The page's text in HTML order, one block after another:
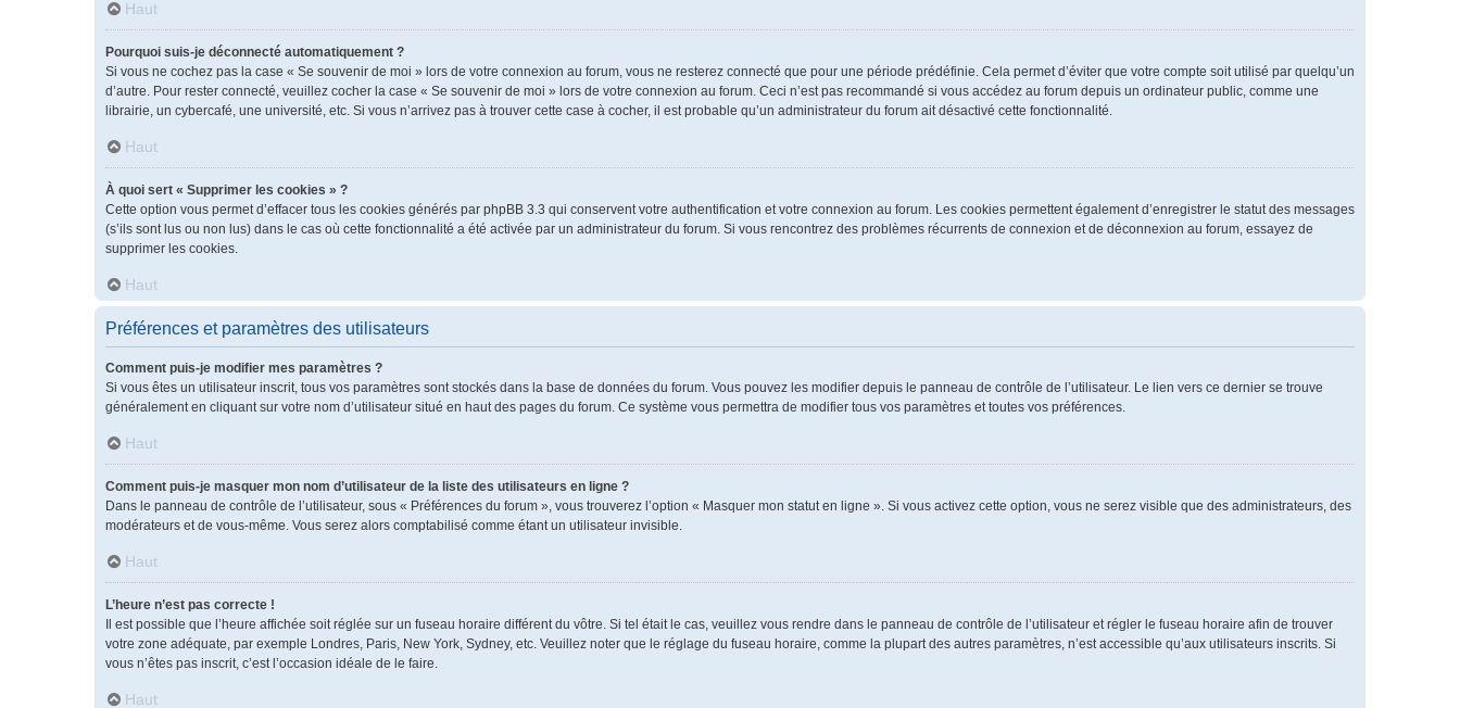
Haut
Pourquoi suis-je déconnecté automatiquement ?
Si vous ne cochez pas la case « Se souvenir de moi » lors de votre connexion au forum, vous ne resterez connecté que pour une période prédéfinie. Cela permet d’éviter que votre compte soit utilisé par quelqu’un
d’autre. Pour rester connecté, veuillez cocher la case « Se souvenir de moi » lors de votre connexion au forum. Ceci n’est pas recommandé si vous accédez au forum depuis un ordinateur public, comme une
librairie, un cybercafé, une université, etc. Si vous n’arrivez pas à trouver cette case à cocher, il est probable qu’un administrateur du forum ait désactivé cette fonctionnalité.
Haut
À quoi sert « Supprimer les cookies » ?
Cette option vous permet d’effacer tous les cookies générés par phpBB 3.3 qui conservent votre authentification et votre connexion au forum. Les cookies permettent également d’enregistrer le statut des messages
(s’ils sont lus ou non lus) dans le cas où cette fonctionnalité a été activée par un administrateur du forum. Si vous rencontrez des problèmes récurrents de connexion et de déconnexion au forum, essayez de
supprimer les cookies.
Haut
Préférences et paramètres des utilisateurs
Comment puis-je modifier mes paramètres ?
Si vous êtes un utilisateur inscrit, tous vos paramètres sont stockés dans la base de données du forum. Vous pouvez les modifier depuis le panneau de contrôle de l’utilisateur. Le lien vers ce dernier se trouve
généralement en cliquant sur votre nom d’utilisateur situé en haut des pages du forum. Ce système vous permettra de modifier tous vos paramètres et toutes vos préférences.
Haut
Comment puis-je masquer mon nom d’utilisateur de la liste des utilisateurs en ligne ?
Dans le panneau de contrôle de l’utilisateur, sous « Préférences du forum », vous trouverez l’option « Masquer mon statut en ligne ». Si vous activez cette option, vous ne serez visible que des administrateurs, des
modérateurs et de vous-même. Vous serez alors comptabilisé comme étant un utilisateur invisible.
Haut
L’heure n’est pas correcte !
Il est possible que l’heure affichée soit réglée sur un fuseau horaire différent du vôtre. Si tel était le cas, veuillez vous rendre dans le panneau de contrôle de l’utilisateur et régler le fuseau horaire afin de trouver
votre zone adéquate, par exemple Londres, Paris, New York, Sydney, etc. Veuillez noter que le réglage du fuseau horaire, comme la plupart des autres paramètres, n’est accessible qu’aux utilisateurs inscrits. Si
vous n’êtes pas inscrit, c’est l’occasion idéale de le faire.
Haut